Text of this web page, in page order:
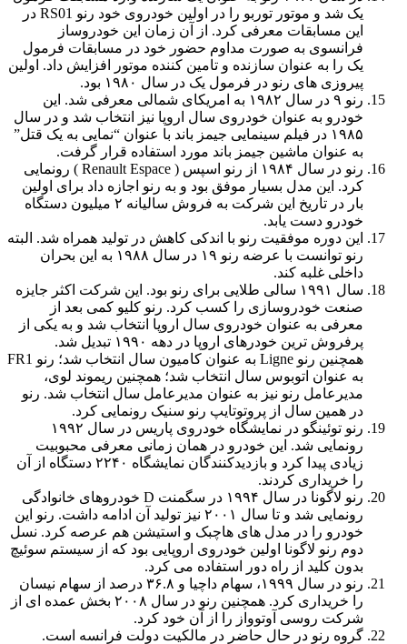
یک شد و موتور توربو را در اولین خودروی خود رنو RS01 در
این مسابقات معرفی کرد. از آن زمان این خودروساز
فرانسوی به صورت مداوم حضور خود در مسابقات فرمول
یک را به عنوان سازنده و تامین کننده موتور افزایش داد. اولین
پیروزی های رنو در فرمول یک در سال ۱۹۸۰ بود.
رنو ۹ در سال
۱۹۸۲ به امریکای شمالی معرفی شد. این
خودرو به عنوان خودروی سال اروپا نیز انتخاب شد و در سال
۱۹۸۵ در فیلم سینمایی جیمز باند با عنوان “نمایی به یک قتل”
به عنوان ماشین جیمز باند مورد استفاده قرار گرفت.
رنو در سال ۱۹۸۴
از رنو اسپس ( Renault Espace ) رونمایی
کرد. این مدل بسیار موفق بود و به رنو اجازه داد برای اولین
بار در تاریخ این شرکت به فروش سالیانه ۲ میلیون دستگاه
خودرو دست یابد.
این دوره موفقیت رنو با اندکی کاهش در تولید همراه شد. البته
رنو توانست با عرضه رنو ۱۹ در سال
۱۹۸۸ به این بحران
داخلی غلبه کند.
سال ۱۹۹۱ سالی طلایی برای رنو بود. این شرکت اکثر جایزه
صنعت خودروسازی را کسب کرد. رنو کلیو کمی بعد از
معرفی به عنوان خودروی سال اروپا انتخاب شد و به یکی از
پرفروش ترین خودرهای اروپا در دهه ۱۹۹۰ تبدیل شد.
همچنین رنو Ligne به عنوان کامیون سال انتخاب شد؛ رنو FR1
به عنوان اتوبوس سال انتخاب شد؛ همچنین ریموند لوی،
مدیرعامل رنو نیز به عنوان مدیرعامل سال انتخاب شد. رنو
در همین سال از پروتوتایپ رنو سنیک رونمایی کرد.
رنو توئینگو در نمایشگاه خودروی پاریس در سال ۱۹۹۲
رونمایی شد. این خودرو در همان زمانی معرفی محبوبیت
زیادی پیدا کرد و بازدیدکنندگان نمایشگاه ۲۲۴۰ دستگاه از آن
را خریداری کردند.
رنو لاگونا در سال ۱۹۹۴
در سگمنت D خودروهای خانوادگی
رونمایی شد و تا سال ۲۰۰۱ نیز تولید آن ادامه داشت. رنو این
خودرو را در مدل های هاچبک و استیشن هم عرصه کرد. نسل
دوم رنو لاگونا اولین خودروی اروپایی بود که از سیستم سوئیچ
بدون کلید از راه دور استفاده می کرد.
رنو در سال ۱۹۹۹، سهام داچیا و ۳۶.۸ درصد از سهام نیسان
را خریداری کرد. همچنین رنو در سال ۲۰۰۸ بخش عمده ای از
شرکت روسی آوتوواز را از آن خود کرد.
گروه رنو در حال حاضر در مالکیت دولت فرانسه است.